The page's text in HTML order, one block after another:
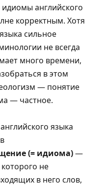
английского
корректным. Хотя
сильное
не всегда
много времени,
в этом
— понятие
— частное.
языка
(= идиома)—
не
в него слов,